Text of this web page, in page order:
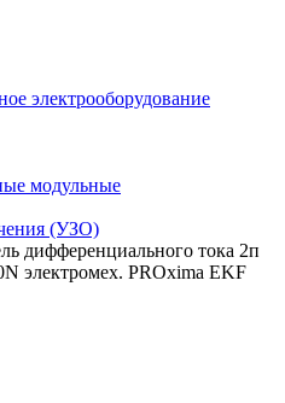
электрооборудование
модульные
(УЗО)
дифференциального тока 2п
электромех. PROxima EKF